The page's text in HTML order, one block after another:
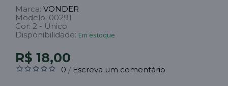
Marca: VONDER
Modelo: 00291
Cor: 2 - Unico
Disponibilidade: Em estoque
R$ 18,00
0 / Escreva um comentário